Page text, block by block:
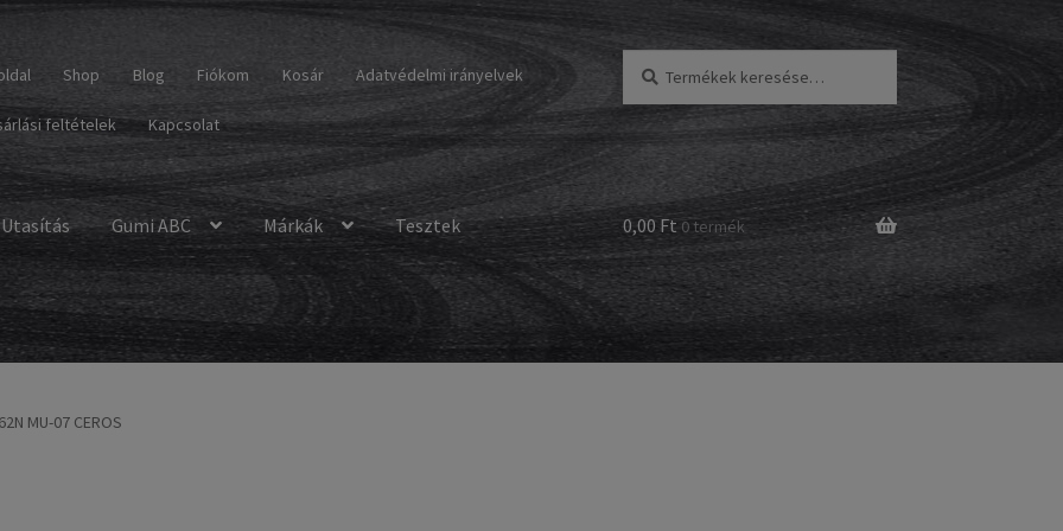
Shop Blog Fiókom Kosár Adatvédelmi irányelvek
feltételek Kapcsolat
következőre:
Utasítás Gumi ABC Márkák Tesztek 0,00 Ft 0 termék
MU-07 CEROS